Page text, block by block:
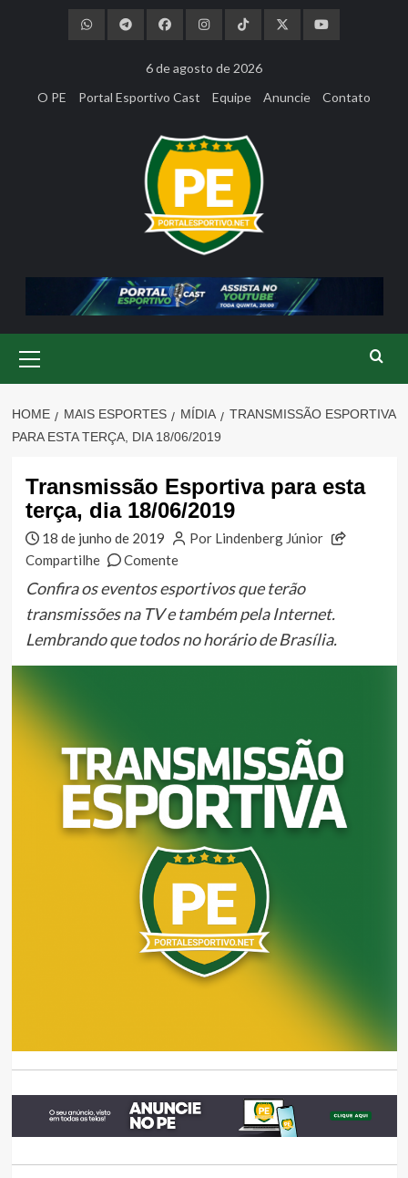
6 de agosto de 2026
O PE
Portal Esportivo Cast Equipe Anuncie Contato
Menu
HOME MAIS ESPORTES MÍDIA
TRANSMISSÃO ESPORTIVA
PARA ESTA TERÇA, DIA 18/06/2019
Transmissão Esportiva para esta
terça, dia 18/06/2019
18 de junho de 2019
Por Lindenberg Júnior
Compartilhe
Comente
Confira os eventos esportivos que terão
transmissões na TV e também pela Internet.
Lembrando que todos no horário de Brasília.